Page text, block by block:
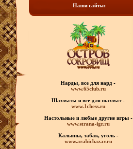
Наши сайты:
Нарды, все для нард -
www.65club.ru
Шахматы и все для шахмат -
www.1chess.ru
Настольные и любые другие игры -
www.strana-igr.ru
Кальяны, табак, уголь -
www.arabicbazar.ru